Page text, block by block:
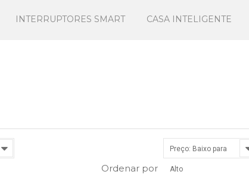
INTERRUPTORES SMART CASA INTELIGENTE
Ordenar por
Preço: Baixo para
Alto